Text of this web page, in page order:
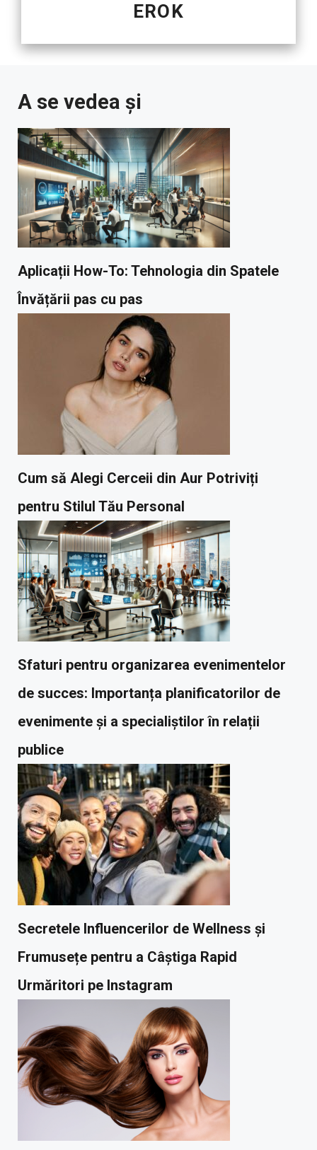
EROK
A se vedea și
Aplicații How-To: Tehnologia din Spatele
Învățării pas cu pas
Cum să Alegi Cerceii din Aur Potriviți
pentru Stilul Tău Personal
Sfaturi pentru organizarea evenimentelor
de succes: Importanța planificatorilor de
evenimente și a specialiștilor în relații
publice
Secretele Influencerilor de Wellness și
Frumusețe pentru a Câștiga Rapid
Urmăritori pe Instagram